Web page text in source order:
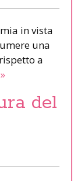
in vista
una
a
»
del